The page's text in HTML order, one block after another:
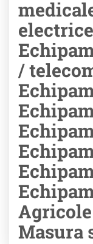
/
Masura